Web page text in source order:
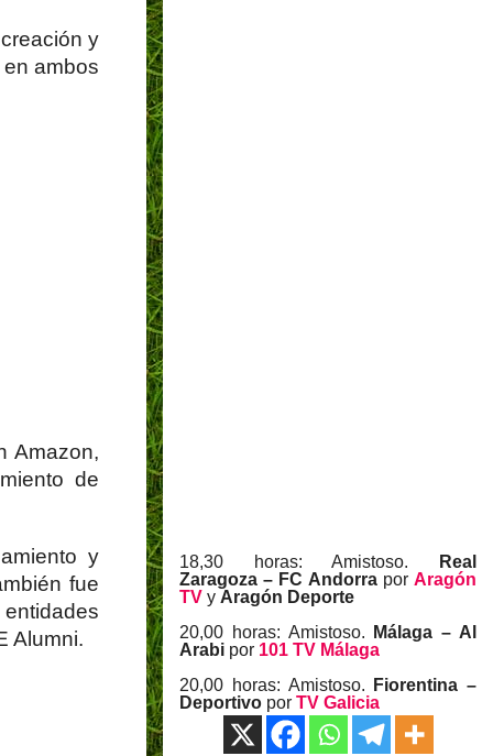
y
ambos
Amazon,
de
y
fue
Alumni.
18,30 horas: Amistoso.
Real
Zaragoza – FC Andorra porAragón
TV y Aragón Deporte
20,00 horas: Amistoso.
Málaga – Al
Arabi por 101 TV Málaga
20,00 horas: Amistoso.
Fiorentina –
Deportivo por TV Galicia